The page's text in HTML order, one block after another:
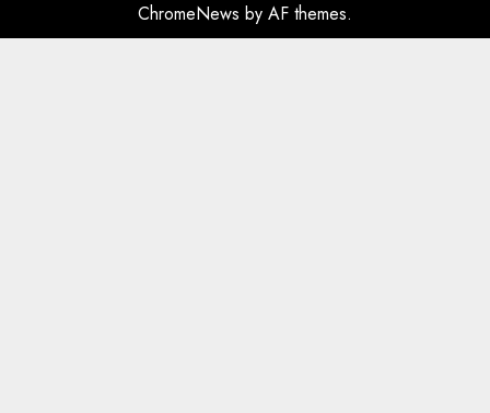
ChromeNews by AF themes.